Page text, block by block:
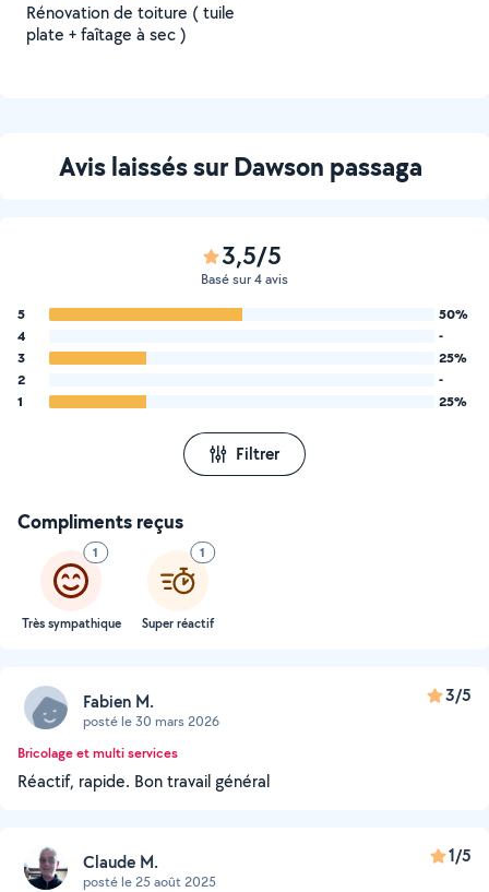
Rénovation de toiture ( tuile
plate + faîtage à sec )
Avis laissés sur Dawson passaga
3,5/5
Basé sur 4 avis
5
50%
4
-
3
25%
2
-
1
25%
Filtrer
Compliments reçus
1
Très sympathique
1
Super réactif
Fabien M.
posté le 30 mars 2026
3/5
Bricolage et multi services
Réactif, rapide. Bon travail général
Claude M.
posté le 25 août 2025
1/5